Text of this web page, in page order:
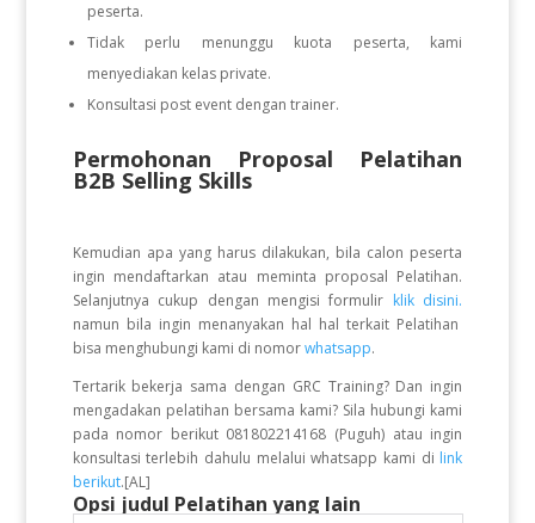
peserta.
Tidak perlu menunggu kuota peserta, kami
menyediakan kelas private.
Konsultasi post event dengan trainer.
Permohonan Proposal Pelatihan
B2B Selling Skills
Kemudian apa yang harus dilakukan, bila calon peserta
ingin mendaftarkan atau meminta proposal Pelatihan.
Selanjutnya cukup dengan mengisi formulir klik disini.
namun bila ingin menanyakan hal hal terkait Pelatihan
bisa menghubungi kami di nomorwhatsapp.
Tertarik bekerja sama dengan GRC Training? Dan ingin
mengadakan pelatihan bersama kami? Sila hubungi kami
pada nomor berikut 081802214168 (Puguh) atau ingin
konsultasi terlebih dahulu melalui whatsapp kami di link
berikut.[AL]
Opsi judul Pelatihan yang lain